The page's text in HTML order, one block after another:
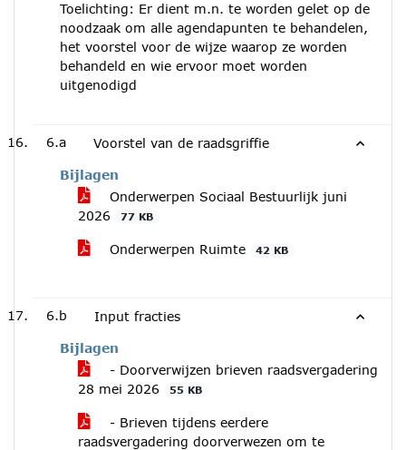
Toelichting: Er dient m.n. te worden gelet op de
noodzaak om alle agendapunten te behandelen,
het voorstel voor de wijze waarop ze worden
behandeld en wie ervoor moet worden
uitgenodigd
6.a Voorstel van de raadsgriffie
Bijlagen
Onderwerpen Sociaal Bestuurlijk juni
2026
77 KB
Onderwerpen Ruimte 42 KB
6.b Input fracties
Bijlagen
- Doorverwijzen brieven raadsvergadering
28 mei 2026
55 KB
- Brieven tijdens eerdere
raadsvergadering doorverwezen om te